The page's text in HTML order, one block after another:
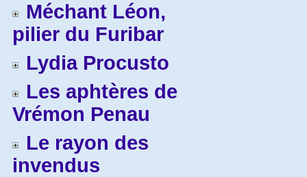
Méchant Léon,
pilier du Furibar
Lydia Procusto
Les aphtères de
Vrémon Penau
Le rayon des
invendus